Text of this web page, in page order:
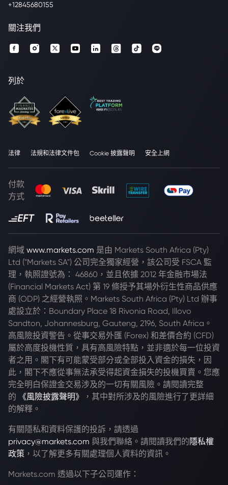
+12845680155
關注我們
列於
法律 法規和法律文件包 Cookie 披露聲明 安全上網
付款
方式
網域 www.markets.com 是由 Markets South Africa (Pty)
Ltd ("Markets SA") 公司完全獨家經營，該公司受 FSCA 監
理，執照證號為： 46860，並且依據 2012 年金融市場法
(Financial Markets Act) 第 19 條授予其場外衍生性商品供應
商 (ODP) 之經營執照。Markets South Africa (Pty) Ltd 辦事
處設立於：Boundary Place 18 Rivonia Road, Illovo
Sandton, Johannesburg, Gauteng, 2196, South Africa。
高風險投資警告。從事交易外匯 (Forex) 和差價合約 (CFD)
屬於高度投機性質，具有高風險特點，並非適於每一位投資
者之用。閣下有可能蒙受部分或全部投入資金的損失，因
此，閣下不應從事無法承受得起資金損失的投機買賣。您應
完全明白保證金交易涉及的一切有關風險。請閱讀完整
的
《風險披露聲明》
，其中對所涉及的風險進行了更詳細
的解釋。
有關隱私和資料保護的投訴，請透過
privacy@markets.com 與我們聯絡。請閱讀我們的 隱私權
政策 ，以了解更多有關處理個人資料的資訊。
Markets.com 透過以下子公司運作：